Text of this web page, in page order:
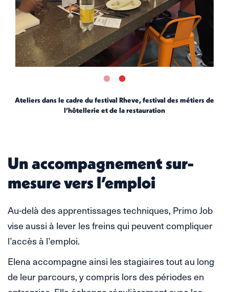
Ateliers dans le cadre du festival Rheve, festival des métiers de
l’hôtellerie et de la restauration
Un accompagnement sur-
mesure vers l’emploi
Au-delà des apprentissages techniques, Primo Job
vise aussi à lever les freins qui peuvent compliquer
l’accès à l’emploi.
Elena accompagne ainsi les stagiaires tout au long
de leur parcours, y compris lors des périodes en